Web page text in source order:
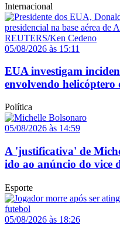
Internacional
05/08/2026 às 15:11
EUA investigam
envolvendo helicóptero
Política
05/08/2026 às 14:59
A 'justificativa' de
ido ao anúncio do vice
Esporte
05/08/2026 às 18:26